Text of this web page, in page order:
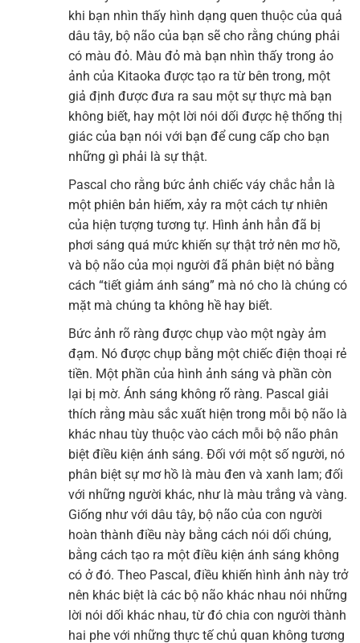
khi bạn nhìn thấy hình dạng quen thuộc của quả
dâu tây, bộ não của bạn sẽ cho rằng chúng phải
có màu đỏ. Màu đỏ mà bạn nhìn thấy trong ảo
ảnh của Kitaoka được tạo ra từ bên trong, một
giả định được đưa ra sau một sự thực mà bạn
không biết, hay một lời nói dối được hệ thống thị
giác của bạn nói với bạn để cung cấp cho bạn
những gì phải là sự thật.
Pascal cho rằng bức ảnh chiếc váy chắc hẳn là
một phiên bản hiếm, xảy ra một cách tự nhiên
của hiện tượng tương tự. Hình ảnh hẳn đã bị
phơi sáng quá mức khiến sự thật trở nên mơ hồ,
và bộ não của mọi người đã phân biệt nó bằng
cách “tiết giảm ánh sáng” mà nó cho là chúng có
mặt mà chúng ta không hề hay biết.
Bức ảnh rõ ràng được chụp vào một ngày ảm
đạm. Nó được chụp bằng một chiếc điện thoại rẻ
tiền. Một phần của hình ảnh sáng và phần còn
lại bị mờ. Ánh sáng không rõ ràng. Pascal giải
thích rằng màu sắc xuất hiện trong mỗi bộ não là
khác nhau tùy thuộc vào cách mỗi bộ não phân
biệt điều kiện ánh sáng. Đối với một số người, nó
phân biệt sự mơ hồ là màu đen và xanh lam; đối
với những người khác, như là màu trắng và vàng.
Giống như với dâu tây, bộ não của con người
hoàn thành điều này bằng cách nói dối chúng,
bằng cách tạo ra một điều kiện ánh sáng không
có ở đó. Theo Pascal, điều khiến hình ảnh này trở
nên khác biệt là các bộ não khác nhau nói những
lời nói dối khác nhau, từ đó chia con người thành
hai phe với những thực tế chủ quan không tương